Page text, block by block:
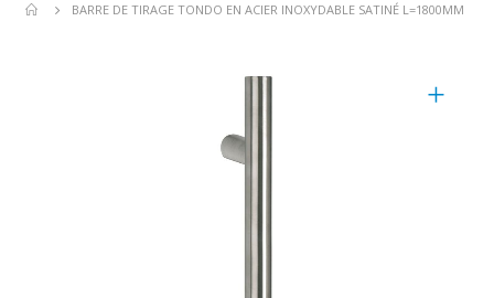
BARRE DE TIRAGE TONDO EN ACIER INOXYDABLE SATINÉ L=1800MM